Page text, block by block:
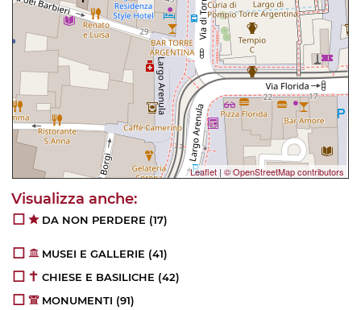
Leaflet | © OpenStreetMap contributors
DA NON PERDERE (17)
MUSEI E GALLERIE (41)
CHIESE E BASILICHE (42)
MONUMENTI (91)